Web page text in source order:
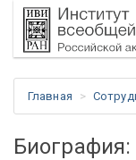
Главная
Биография: